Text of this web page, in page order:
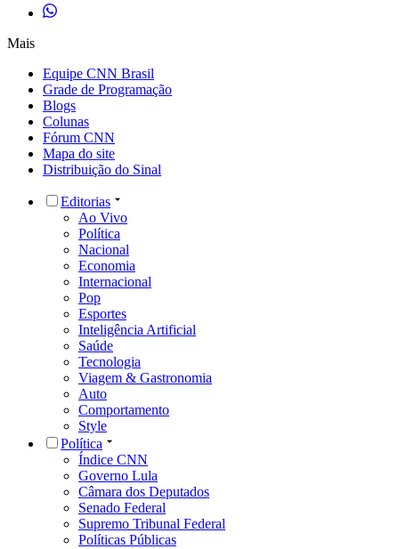
Mais
Equipe CNN Brasil
Grade de Programação
Blogs
Colunas
Fórum CNN
Mapa do site
Distribuição do Sinal
Editorias
Ao Vivo
Política
Nacional
Economia
Internacional
Pop
Esportes
Inteligência Artificial
Saúde
Tecnologia
Viagem & Gastronomia
Auto
Comportamento
Style
Política
Índice CNN
Governo Lula
Câmara dos Deputados
Senado Federal
Supremo Tribunal Federal
Políticas Públicas